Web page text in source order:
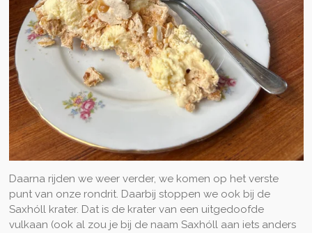
Daarna rijden we weer verder, we komen op het verste
punt van onze rondrit. Daarbij stoppen we ook bij de
Saxhóll krater. Dat is de krater van een uitgedoofde
vulkaan (ook al zou je bij de naam Saxhóll aan iets anders